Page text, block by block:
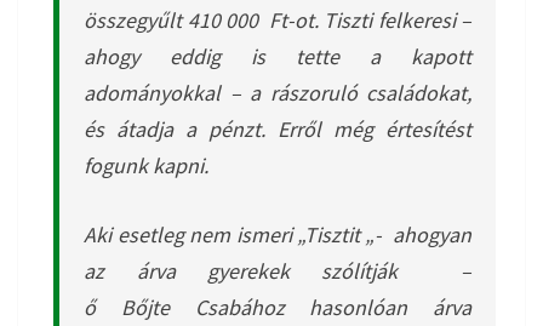
összegyűlt 410 000 Ft-ot. Tiszti felkeresi –
ahogy eddig is tette a kapott
adományokkal – a rászoruló családokat,
és átadja a pénzt. Erről még értesítést
fogunk kapni.
Aki esetleg nem ismeri „Tisztit „- ahogyan
az árva gyerekek szólítják –
ő Bőjte Csabához hasonlóan árva